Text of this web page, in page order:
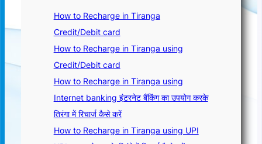
How to Recharge in Tiranga
Credit/Debit card
How to Recharge in Tiranga using
Credit/Debit card
How to Recharge in Tiranga using
Internet banking इंटरनेट बैंकिंग का उपयोग करके
तिरंगा में रिचार्ज कैसे करें
How to Recharge in Tiranga using UPI